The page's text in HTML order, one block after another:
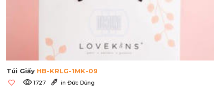
Túi Giấy HB-KRLG-1MK-09
1727 in Đức Dũng